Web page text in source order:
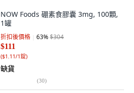
NOW Foods 硼素食膠囊 3mg, 100顆,
1罐
折扣後價格 63%$304
$111
($1.11/1錠)
缺貨
(30)